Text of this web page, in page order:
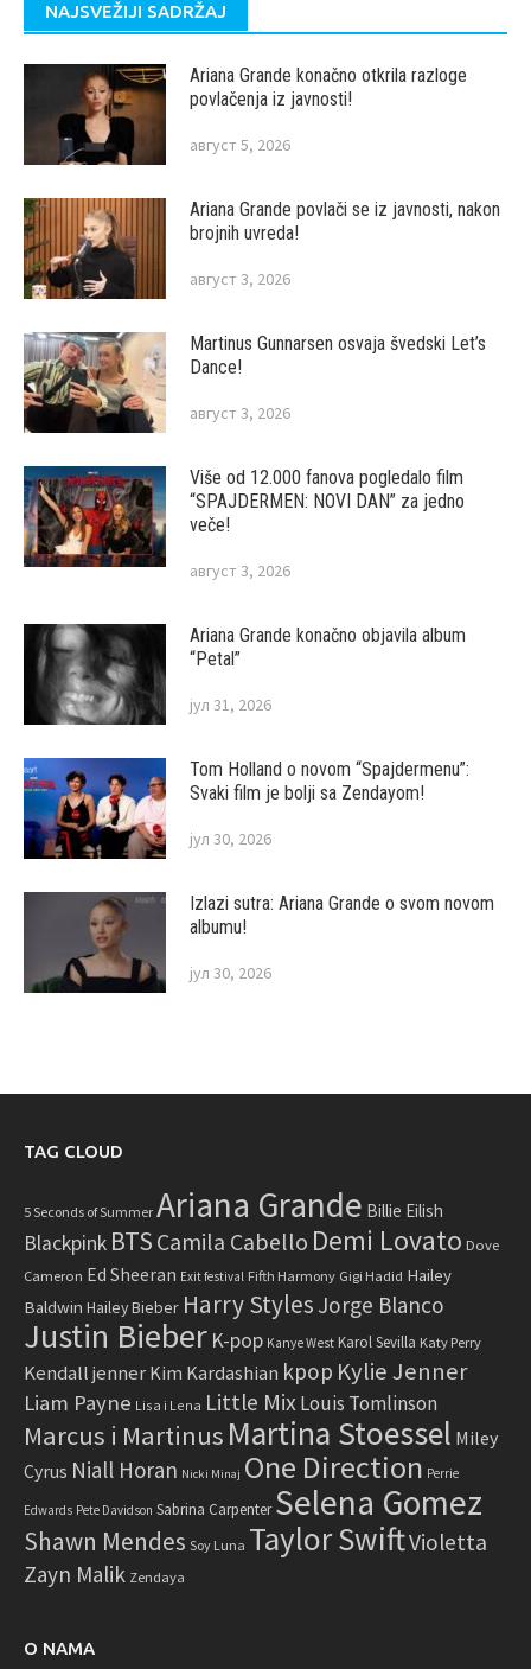
NAJSVEŽIJI SADRŽAJ
Ariana Grande konačno otkrila razloge
povlačenja iz javnosti!
август 5, 2026
Ariana Grande povlači se iz javnosti, nakon
brojnih uvreda!
август 3, 2026
Martinus Gunnarsen osvaja švedski Let’s
Dance!
август 3, 2026
Više od 12.000 fanova pogledalo film
“SPAJDERMEN: NOVI DAN” za jedno
veče!
август 3, 2026
Ariana Grande konačno objavila album
“Petal”
јул 31, 2026
Tom Holland o novom “Spajdermenu”:
Svaki film je bolji sa Zendayom!
јул 30, 2026
Izlazi sutra: Ariana Grande o svom novom
albumu!
јул 30, 2026
TAG CLOUD
5 Seconds of Summer Ariana Grande Billie Eilish
Blackpink BTS Camila Cabello Demi Lovato Dove
Cameron Ed Sheeran Exit festival Fifth Harmony Gigi Hadid Hailey
Baldwin Hailey Bieber Harry Styles Jorge Blanco
Justin Bieber K-pop Kanye West Karol Sevilla Katy Perry
Kendall jenner Kim Kardashian kpop Kylie Jenner
Liam Payne Lisa i Lena Little MixLouis Tomlinson
Marcus i Martinus Martina Stoessel Miley
Cyrus Niall Horan Nicki Minaj One Direction Perrie
Edwards Pete Davidson Sabrina Carpenter Selena Gomez
Shawn Mendes Soy Luna Taylor SwiftVioletta
Zayn Malik Zendaya
O NAMA